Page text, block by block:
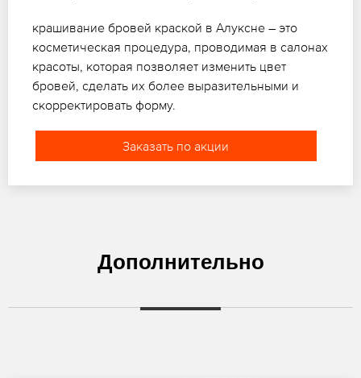
крашивание бровей краской в Алуксне – это
косметическая процедура, проводимая в салонах
красоты, которая позволяет изменить цвет
бровей, сделать их более выразительными и
скорректировать форму.
Заказать по акции
Дополнительно